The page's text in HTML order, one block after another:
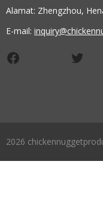
Alamat: Zhengzhou,
E-mail:
Facebook
2026